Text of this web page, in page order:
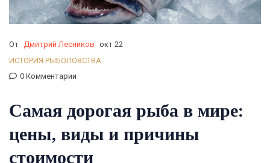
От Дмитрий Лесников окт 22
ИСТОРИЯ РЫБОЛОВСТВА
0 Комментарии
Самая дорогая рыба в мире:
цены, виды и причины
стоимости